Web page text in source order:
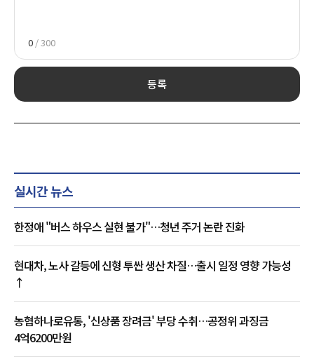
0 / 300
등록
실시간 뉴스
한정애 "버스 하우스 실현 불가"…청년 주거 논란 진화
현대차, 노사 갈등에 신형 투싼 생산 차질…출시 일정 영향 가능성
↑
농협하나로유통, '신상품 장려금' 부당 수취…공정위 과징금
4억6200만원